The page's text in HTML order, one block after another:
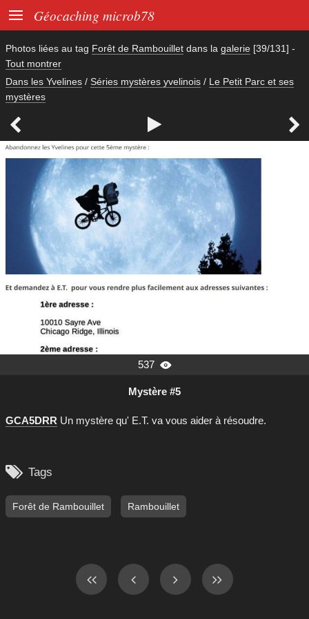
 Géocaching microb78
Photos liées au tag Forêt de Rambouillet dans la galerie [39/131] -
Tout montrer
Dans les Yvelines / Séries mystères yvelinois / Le Petit Parc et ses
mystères
  
537 
Mystère #5
GCA5DRR Un mystère qu' E.T. va vous aider à résoudre.
 Tags
Forêt de Rambouillet Rambouillet